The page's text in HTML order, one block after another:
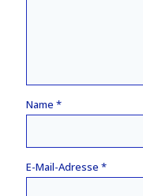
Name *
E-Mail-Adresse *